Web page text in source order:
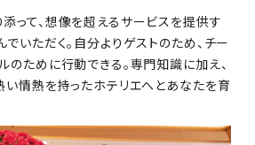
って、想像を超えるサービスを提供す
でいただく。自分よりゲストのため、チー
のために行動できる。専門知識に加え、
い情熱を持ったホテリエへとあなたを育